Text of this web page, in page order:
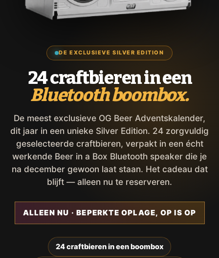
DE EXCLUSIEVE SILVER EDITION
24 craftbieren in een
Bluetooth boombox.
De meest exclusieve OG Beer Adventskalender,
dit jaar in een unieke Silver Edition. 24 zorgvuldig
geselecteerde craftbieren, verpakt in een écht
werkende Beer in a Box Bluetooth speaker die je
na december gewoon laat staan. Het cadeau dat
blijft — alleen nu te reserveren.
ALLEEN NU · BEPERKTE OPLAGE, OP IS OP
24 craftbieren in een boombox